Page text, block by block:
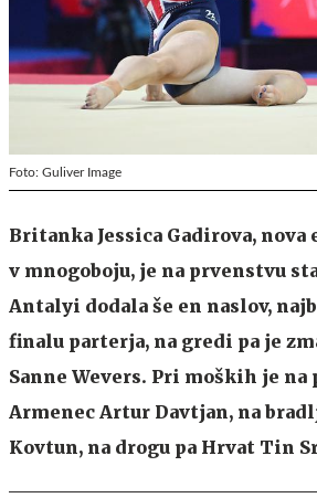
Foto: Guliver Image
Britanka Jessica Gadirova,
v mnogoboju, je na prvenstvu
Antalyi dodala še en naslov,
finalu parterja, na gredi pa je
Sanne Wevers. Pri moških je
Armenec Artur Davtjan, na
Kovtun, na drogu pa Hrvat Tin